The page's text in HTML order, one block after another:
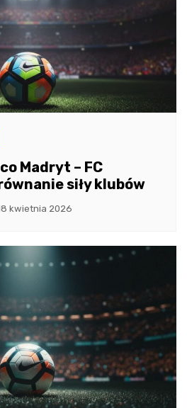
Madryt – FC
siły klubów
kwietnia 2026